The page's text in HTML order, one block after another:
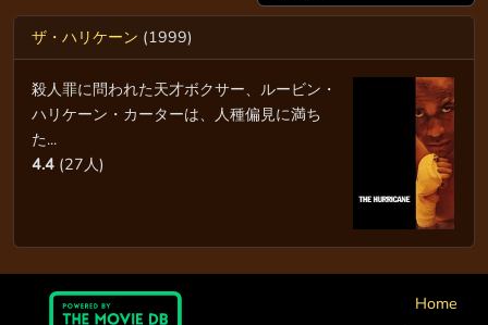
ザ・ハリケーン (1999)
殺人罪に問われた天才ボクサー、ルービン・
ハリケーン・カーターは、人種偏見に満ち
た...
4.4 (27人)
Home